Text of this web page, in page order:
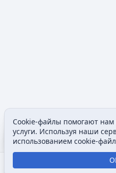
Содержание
Cookie-файлы помогают
услуги. Используя наши
использованием cookie-